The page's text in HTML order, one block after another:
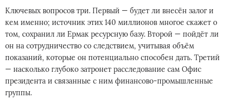
Ключевых вопросов три. Первый — будет ли внесён залог и
кем именно; источник этих 140 миллионов многое скажет о
том, сохранил ли Ермак ресурсную базу. Второй — пойдёт ли
он на сотрудничество со следствием, учитывая объём
показаний, которые он потенциально способен дать. Третий
— насколько глубоко затронет расследование сам Офис
президента и связанные с ним финансово-промышленные
группы.